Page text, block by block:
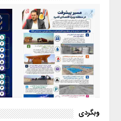
وبگردی